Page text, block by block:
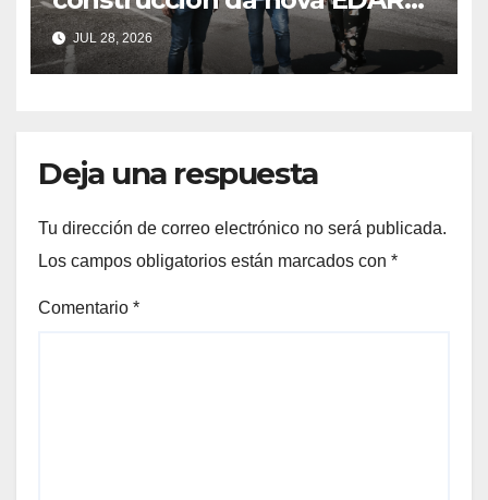
de Arcade nun acordo
estratéxico para o
saneamento da ría
JUL 28, 2026
Deja una respuesta
Tu dirección de correo electrónico no será publicada.
Los campos obligatorios están marcados con *
Comentario *